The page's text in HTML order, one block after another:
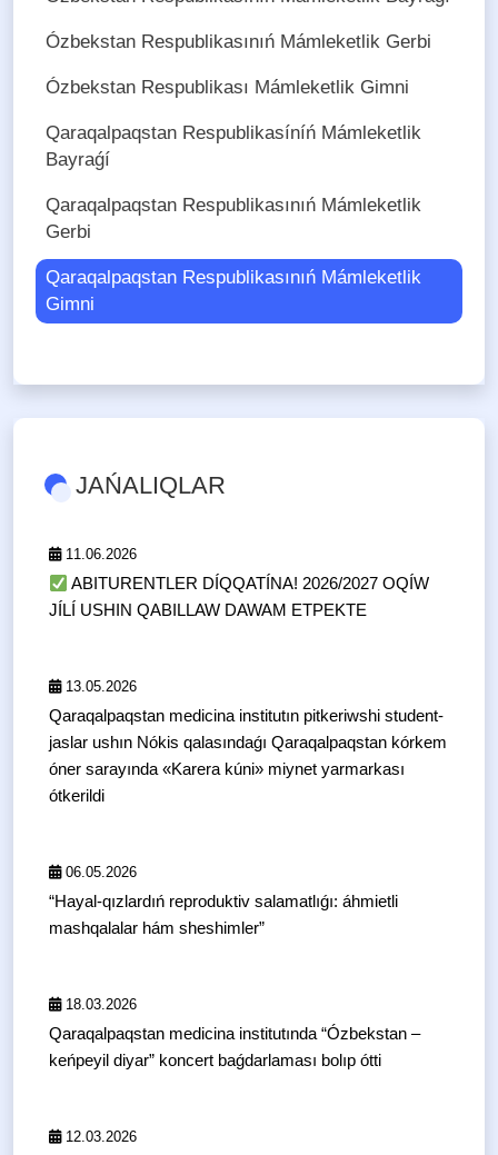
Ózbekstan Respublikasınıń Mámleketlik Gerbi
Ózbekstan Respublikası Mámleketlik Gimni
Qaraqalpaqstan Respublikasíníń Mámleketlik
Bayraǵí
Qaraqalpaqstan Respublikasınıń Mámleketlik
Gerbi
Qaraqalpaqstan Respublikasınıń Mámleketlik
Gimni
JAŃALIQLAR
11.06.2026
ABITURENTLER DÍQQATÍNA! 2026/2027 OQÍW
JÍLÍ USHIN QABILLAW DAWAM ETPEKTE
13.05.2026
Qaraqalpaqstan medicina institutın pitkeriwshi student-
jaslar ushın Nókis qalasındaǵı Qaraqalpaqstan kórkem
óner sarayında «Karera kúni» miynet yarmarkası
ótkerildi
06.05.2026
“Hayal-qızlardıń reproduktiv salamatlıǵı: áhmietli
mashqalalar hám sheshimler”
18.03.2026
Qaraqalpaqstan medicina institutında “Ózbekstan –
keńpeyil diyar” koncert baǵdarlaması bolıp ótti
12.03.2026